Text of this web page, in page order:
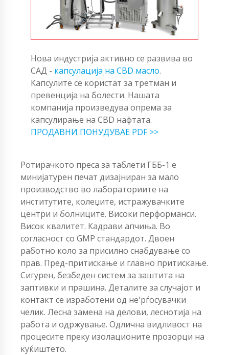
Нова индустрија активно се развива во
САД - капсулација на CBD масло.
Капсулите се користат за третман и
превенција на болести. Нашата
компанија произведува опрема за
капсулирање на CBD нафтата.
ПРОДАВНИ ПОНУДУВАЕ PDF >>
Ротирачкото преса за таблети ГББ-1 е
минијатурен печат дизајниран за мало
производство во лабораториите на
институтите, колеџите, истражувачките
центри и болниците. Високи перформанси.
Висок квалитет. Кадрави апчиња. Во
согласност со GMP стандардот. Двоен
работно коло за присилно снабдување со
прав. Пред-притискање и главно притискање.
Сигурен, безбеден систем за заштита на
заптивки и прашина. Деталите за случајот и
контакт се изработени од не'рѓосувачки
челик. Лесна замена на делови, леснотија на
работа и одржување. Одлична видливост на
процесите преку изолационите прозорци на
куќиштето.